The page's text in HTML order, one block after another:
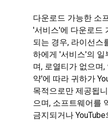
다운로드 가능한 소
'서비스'에 다운로드
되는 경우, 라이선스
하에게 '서비스'의 일
며, 로열티가 없으며
약'에 따라 귀하가
목적으로만 제공됩
으며, 소프트웨어를
금지되거나